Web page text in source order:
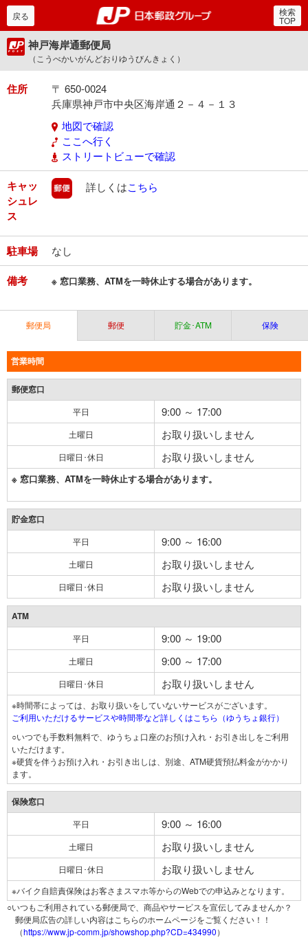
郵便局・日本郵政グルー
戻る 検索
TOP
神戸海岸通郵便局
（こうべかいがんどおりゆうびんきょく）
住所
〒 650-0024
兵庫県神戸市中央区海岸通２－４－１３
地図で確認
ここへ行く
ストリートビューで確認
キャッ
シュレ
ス
郵便
詳しくはこちら
駐車場 なし
備考 ※ 窓口業務、ATMを一時休止する場合があります。
郵便局 郵便 貯金･ATM 保険
営業時間
郵便窓口
平日 9:00 ～ 17:00
土曜日 お取り扱いしません
日曜日･休日 お取り扱いしません
※ 窓口業務、ATMを一時休止する場合があります。
貯金窓口
平日 9:00 ～ 16:00
土曜日 お取り扱いしません
日曜日･休日 お取り扱いしません
ATM
平日 9:00 ～ 19:00
土曜日 9:00 ～ 17:00
日曜日･休日 お取り扱いしません
※時間帯によっては、お取り扱いをしていないサービスがございます。
ご利用いただけるサービスや時間帯など詳しくはこちら（ゆうちょ銀行）
○いつでも手数料無料で、ゆうちょ口座のお預け入れ・お引き出しをご利用
いただけます。
※硬貨を伴うお預け入れ・お引き出しは、別途、ATM硬貨預払料金がかかり
ます。
保険窓口
平日 9:00 ～ 16:00
土曜日 お取り扱いしません
日曜日･休日 お取り扱いしません
※バイク自賠責保険はお客さまスマホ等からのWebでの申込みとなります。
○いつもご利用されている郵便局で、商品やサービスを宣伝してみませんか？
郵便局広告の詳しい内容はこちらのホームページをご覧ください！！
（https://www.jp-comm.jp/showshop.php?CD=434990）